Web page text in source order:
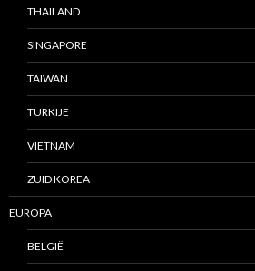
THAILAND
SINGAPORE
TAIWAN
TURKIJE
VIETNAM
ZUID KOREA
EUROPA
BELGIË